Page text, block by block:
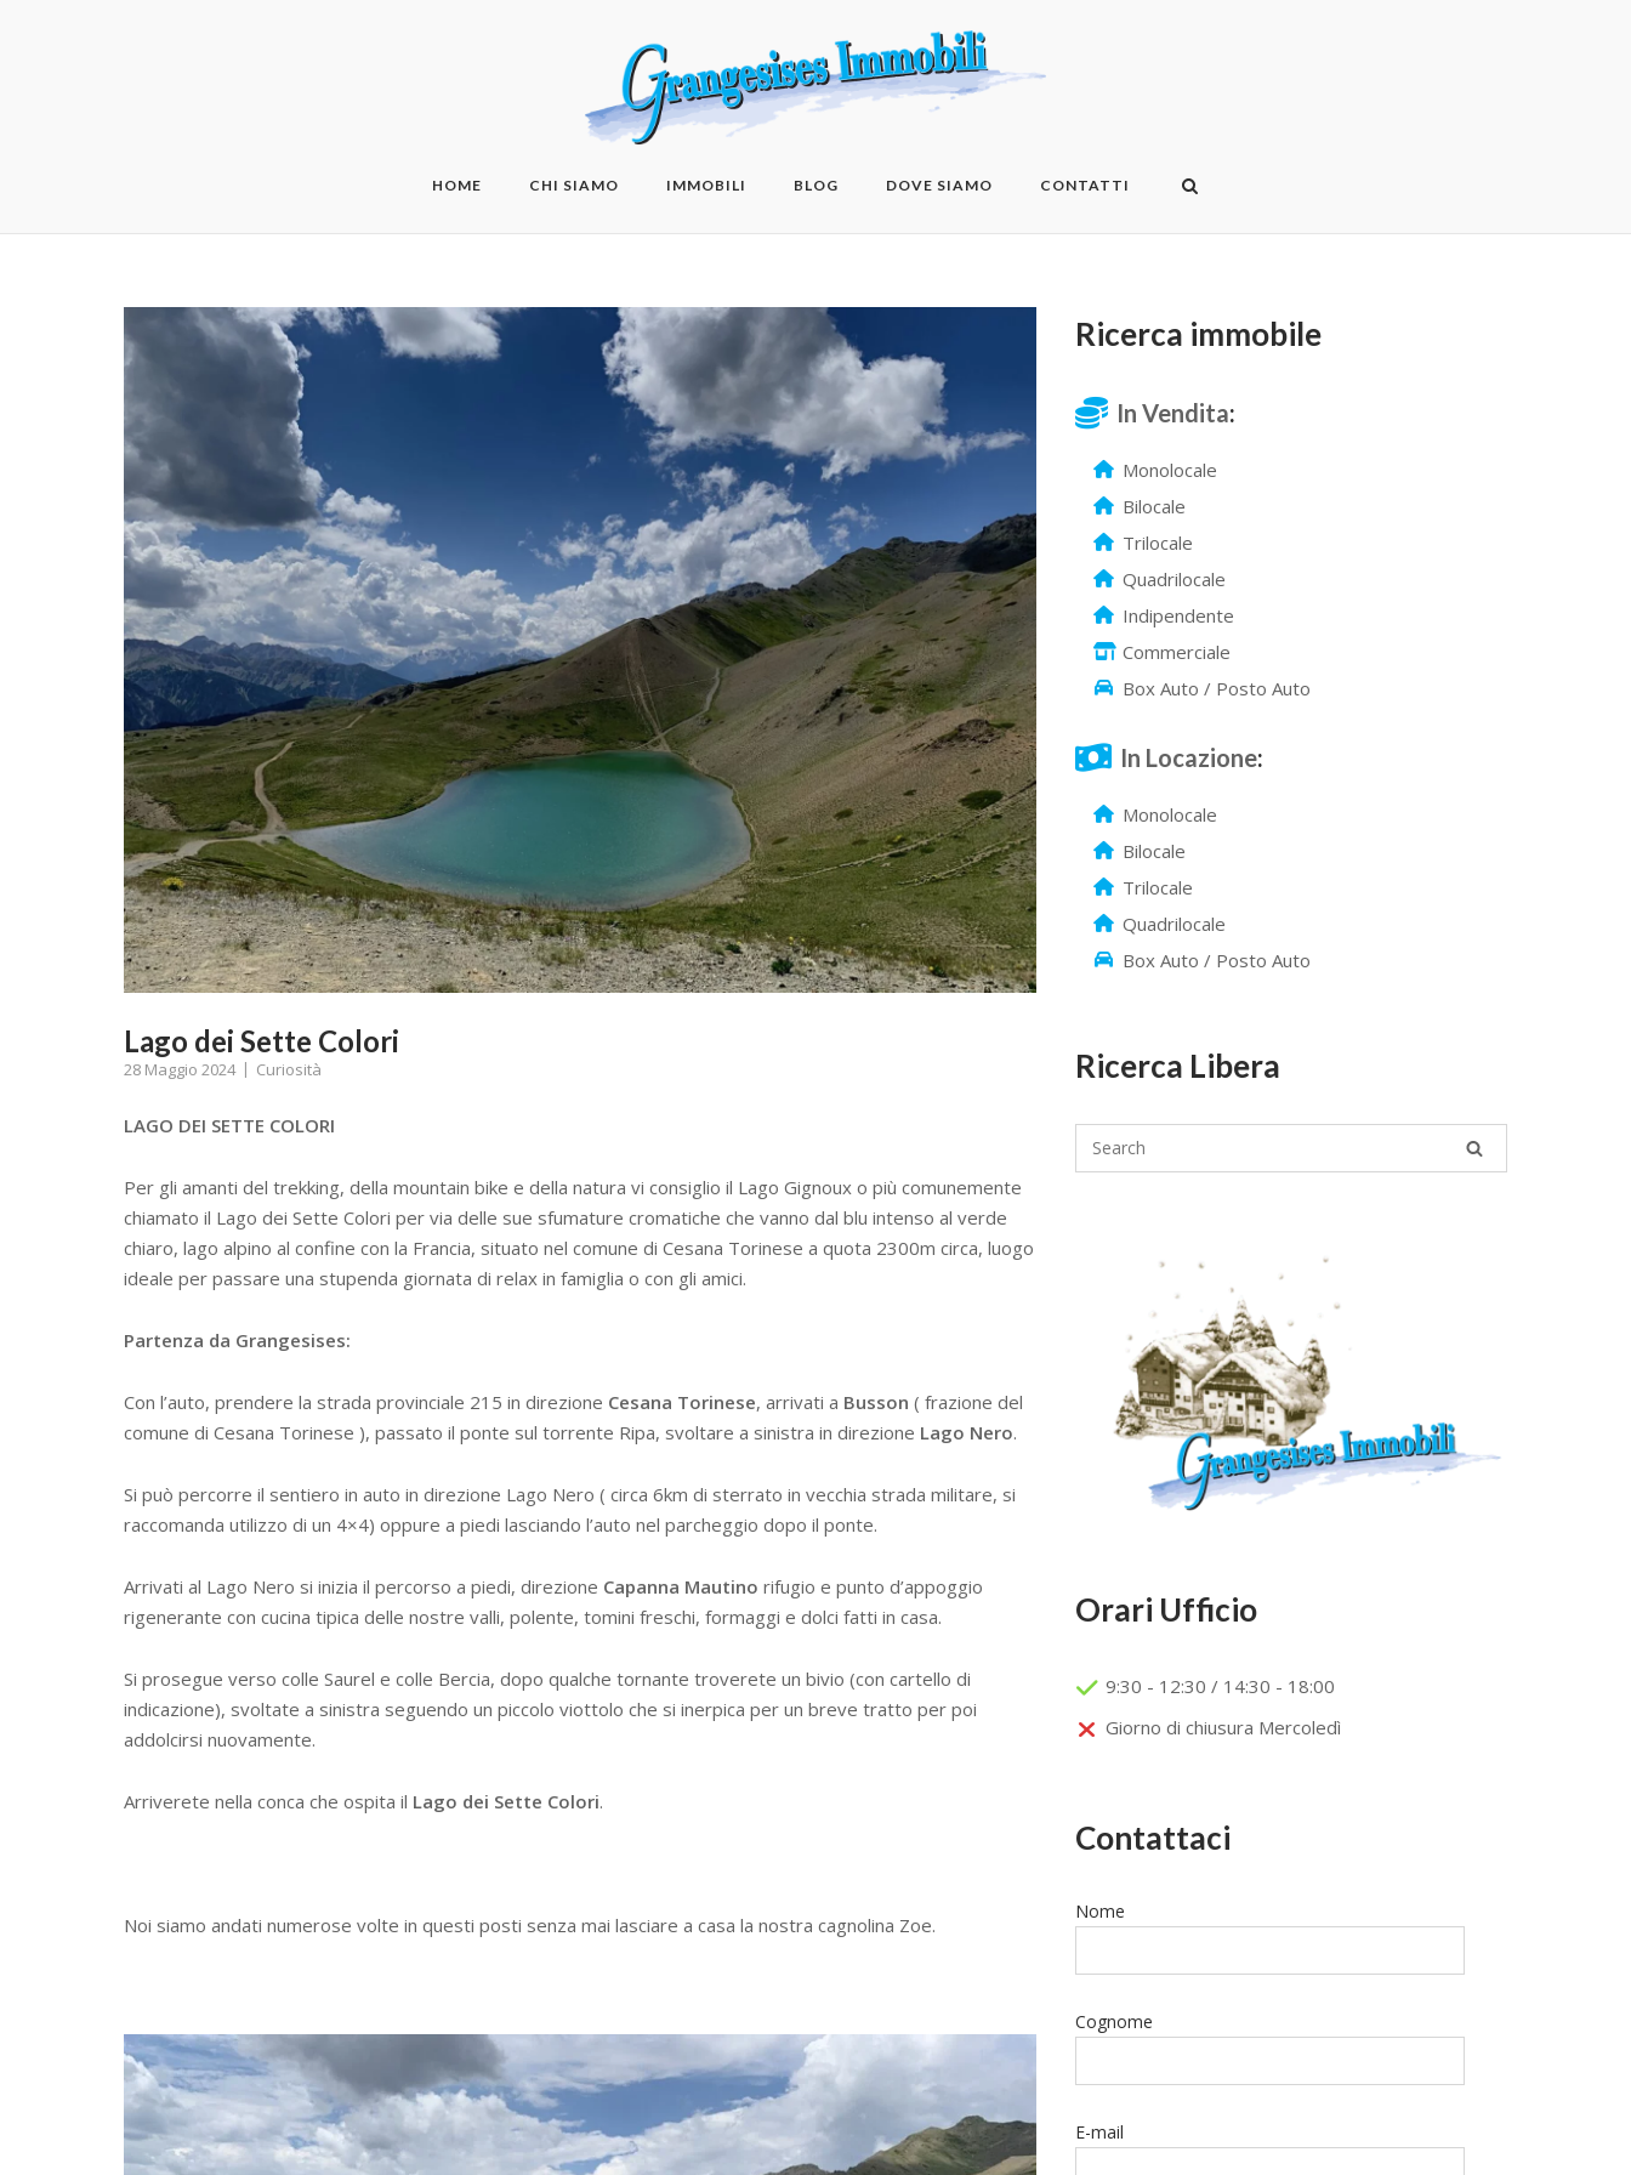
HOME CHI SIAMO IMMOBILI BLOG DOVE SIAMO CONTATTI
Lago dei Sette Colori
28 Maggio 2024 Curiosità
LAGO DEI SETTE COLORI
Per gli amanti del trekking, della mountain bike e della natura vi consiglio il Lago Gignoux o più comunemente
chiamato il Lago dei Sette Colori per via delle sue sfumature cromatiche che vanno dal blu intenso al verde
chiaro, lago alpino al confine con la Francia, situato nel comune di Cesana Torinese a quota 2300m circa, luogo
ideale per passare una stupenda giornata di relax in famiglia o con gli amici.
Partenza da Grangesises:
Con l’auto, prendere la strada provinciale 215 in direzione Cesana Torinese, arrivati a Busson ( frazione del
comune di Cesana Torinese ), passato il ponte sul torrente Ripa, svoltare a sinistra in direzione Lago Nero.
Si può percorre il sentiero in auto in direzione Lago Nero ( circa 6km di sterrato in vecchia strada militare, si
raccomanda utilizzo di un 4×4) oppure a piedi lasciando l’auto nel parcheggio dopo il ponte.
Arrivati al Lago Nero si inizia il percorso a piedi, direzione Capanna Mautino rifugio e punto d’appoggio
rigenerante con cucina tipica delle nostre valli, polente, tomini freschi, formaggi e dolci fatti in casa.
Si prosegue verso colle Saurel e colle Bercia, dopo qualche tornante troverete un bivio (con cartello di
indicazione), svoltate a sinistra seguendo un piccolo viottolo che si inerpica per un breve tratto per poi
addolcirsi nuovamente.
Arriverete nella conca che ospita il Lago dei Sette Colori.
Noi siamo andati numerose volte in questi posti senza mai lasciare a casa la nostra cagnolina Zoe.
Ricerca immobile
In Vendita:
Monolocale
Bilocale
Trilocale
Quadrilocale
Indipendente
Commerciale
Box Auto / Posto Auto
In Locazione:
Monolocale
Bilocale
Trilocale
Quadrilocale
Box Auto / Posto Auto
Ricerca Libera
Orari Ufficio
9:30 - 12:30 / 14:30 - 18:00
Giorno di chiusura Mercoledì
Contattaci
Nome
Cognome
E-mail